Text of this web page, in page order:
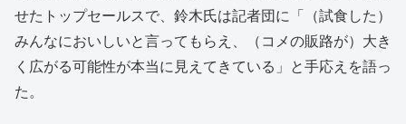
せたトップセールスで、鈴木氏は記者団に「（試食した）
みんなにおいしいと言ってもらえ、（コメの販路が）大き
く広がる可能性が本当に見えてきている」と手応えを語っ
た。